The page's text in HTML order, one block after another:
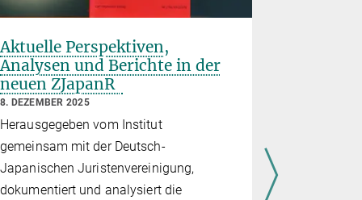
Aktuelle Perspektiven,
Analysen und Berichte in der
neuen ZJapanR
8. DEZEMBER 2025
Herausgegeben vom Institut
gemeinsam mit der Deutsch-
Japanischen Juristenvereinigung,
dokumentiert und analysiert die